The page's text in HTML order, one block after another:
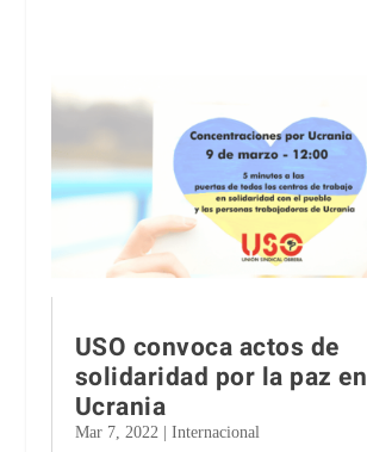
USO convoca actos de
solidaridad por la paz en
Ucrania
Mar 7, 2022| Internacional